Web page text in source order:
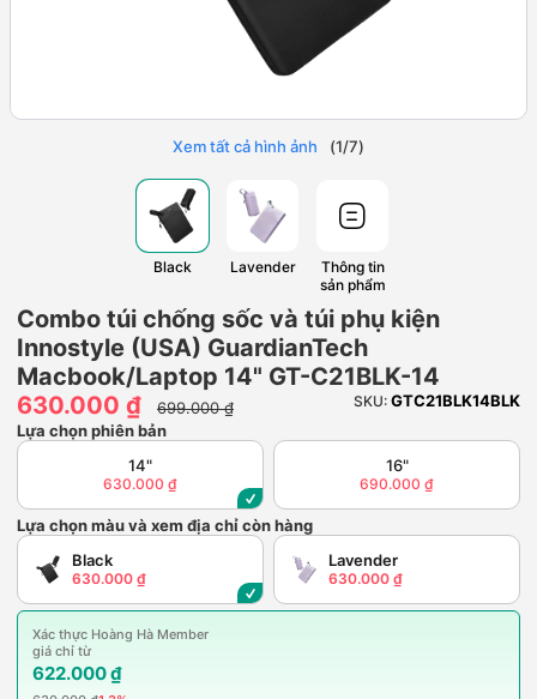
Xem tất cả hình ảnh (1/7)
Black Lavender
Thông tin
sản phẩm
Combo túi chống sốc và túi phụ kiện
Innostyle (USA) GuardianTech
Macbook/Laptop 14" GT-C21BLK-14
630.000 ₫
699.000 ₫ SKU: GTC21BLK14BLK
Lựa chọn phiên bản
14"
630.000 ₫
16"
690.000 ₫
Lựa chọn màu và xem địa chỉ còn hàng
Black
630.000 ₫
Lavender
630.000 ₫
Xác thực Hoàng Hà Member
giá chỉ từ
622.000 ₫